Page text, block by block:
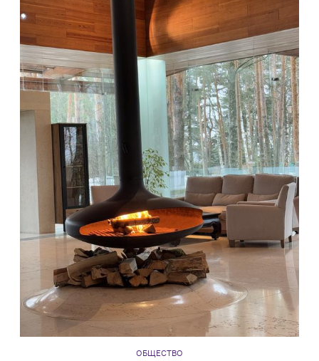
ОБЩЕСТВО